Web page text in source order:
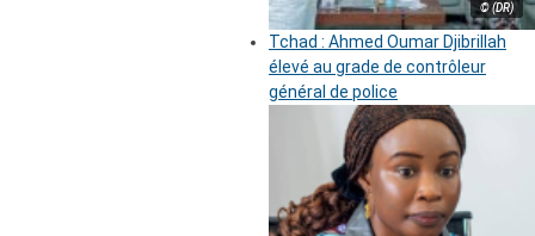
© (DR)
Tchad : Ahmed Oumar Djibrillah
élevé au grade de contrôleur
général de police